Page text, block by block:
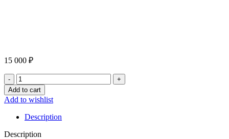
15 000 ₽
Чехол
для
Vertu
Signature
S
Design
Gold
Add to cart
Add to wishlist
Description
Description